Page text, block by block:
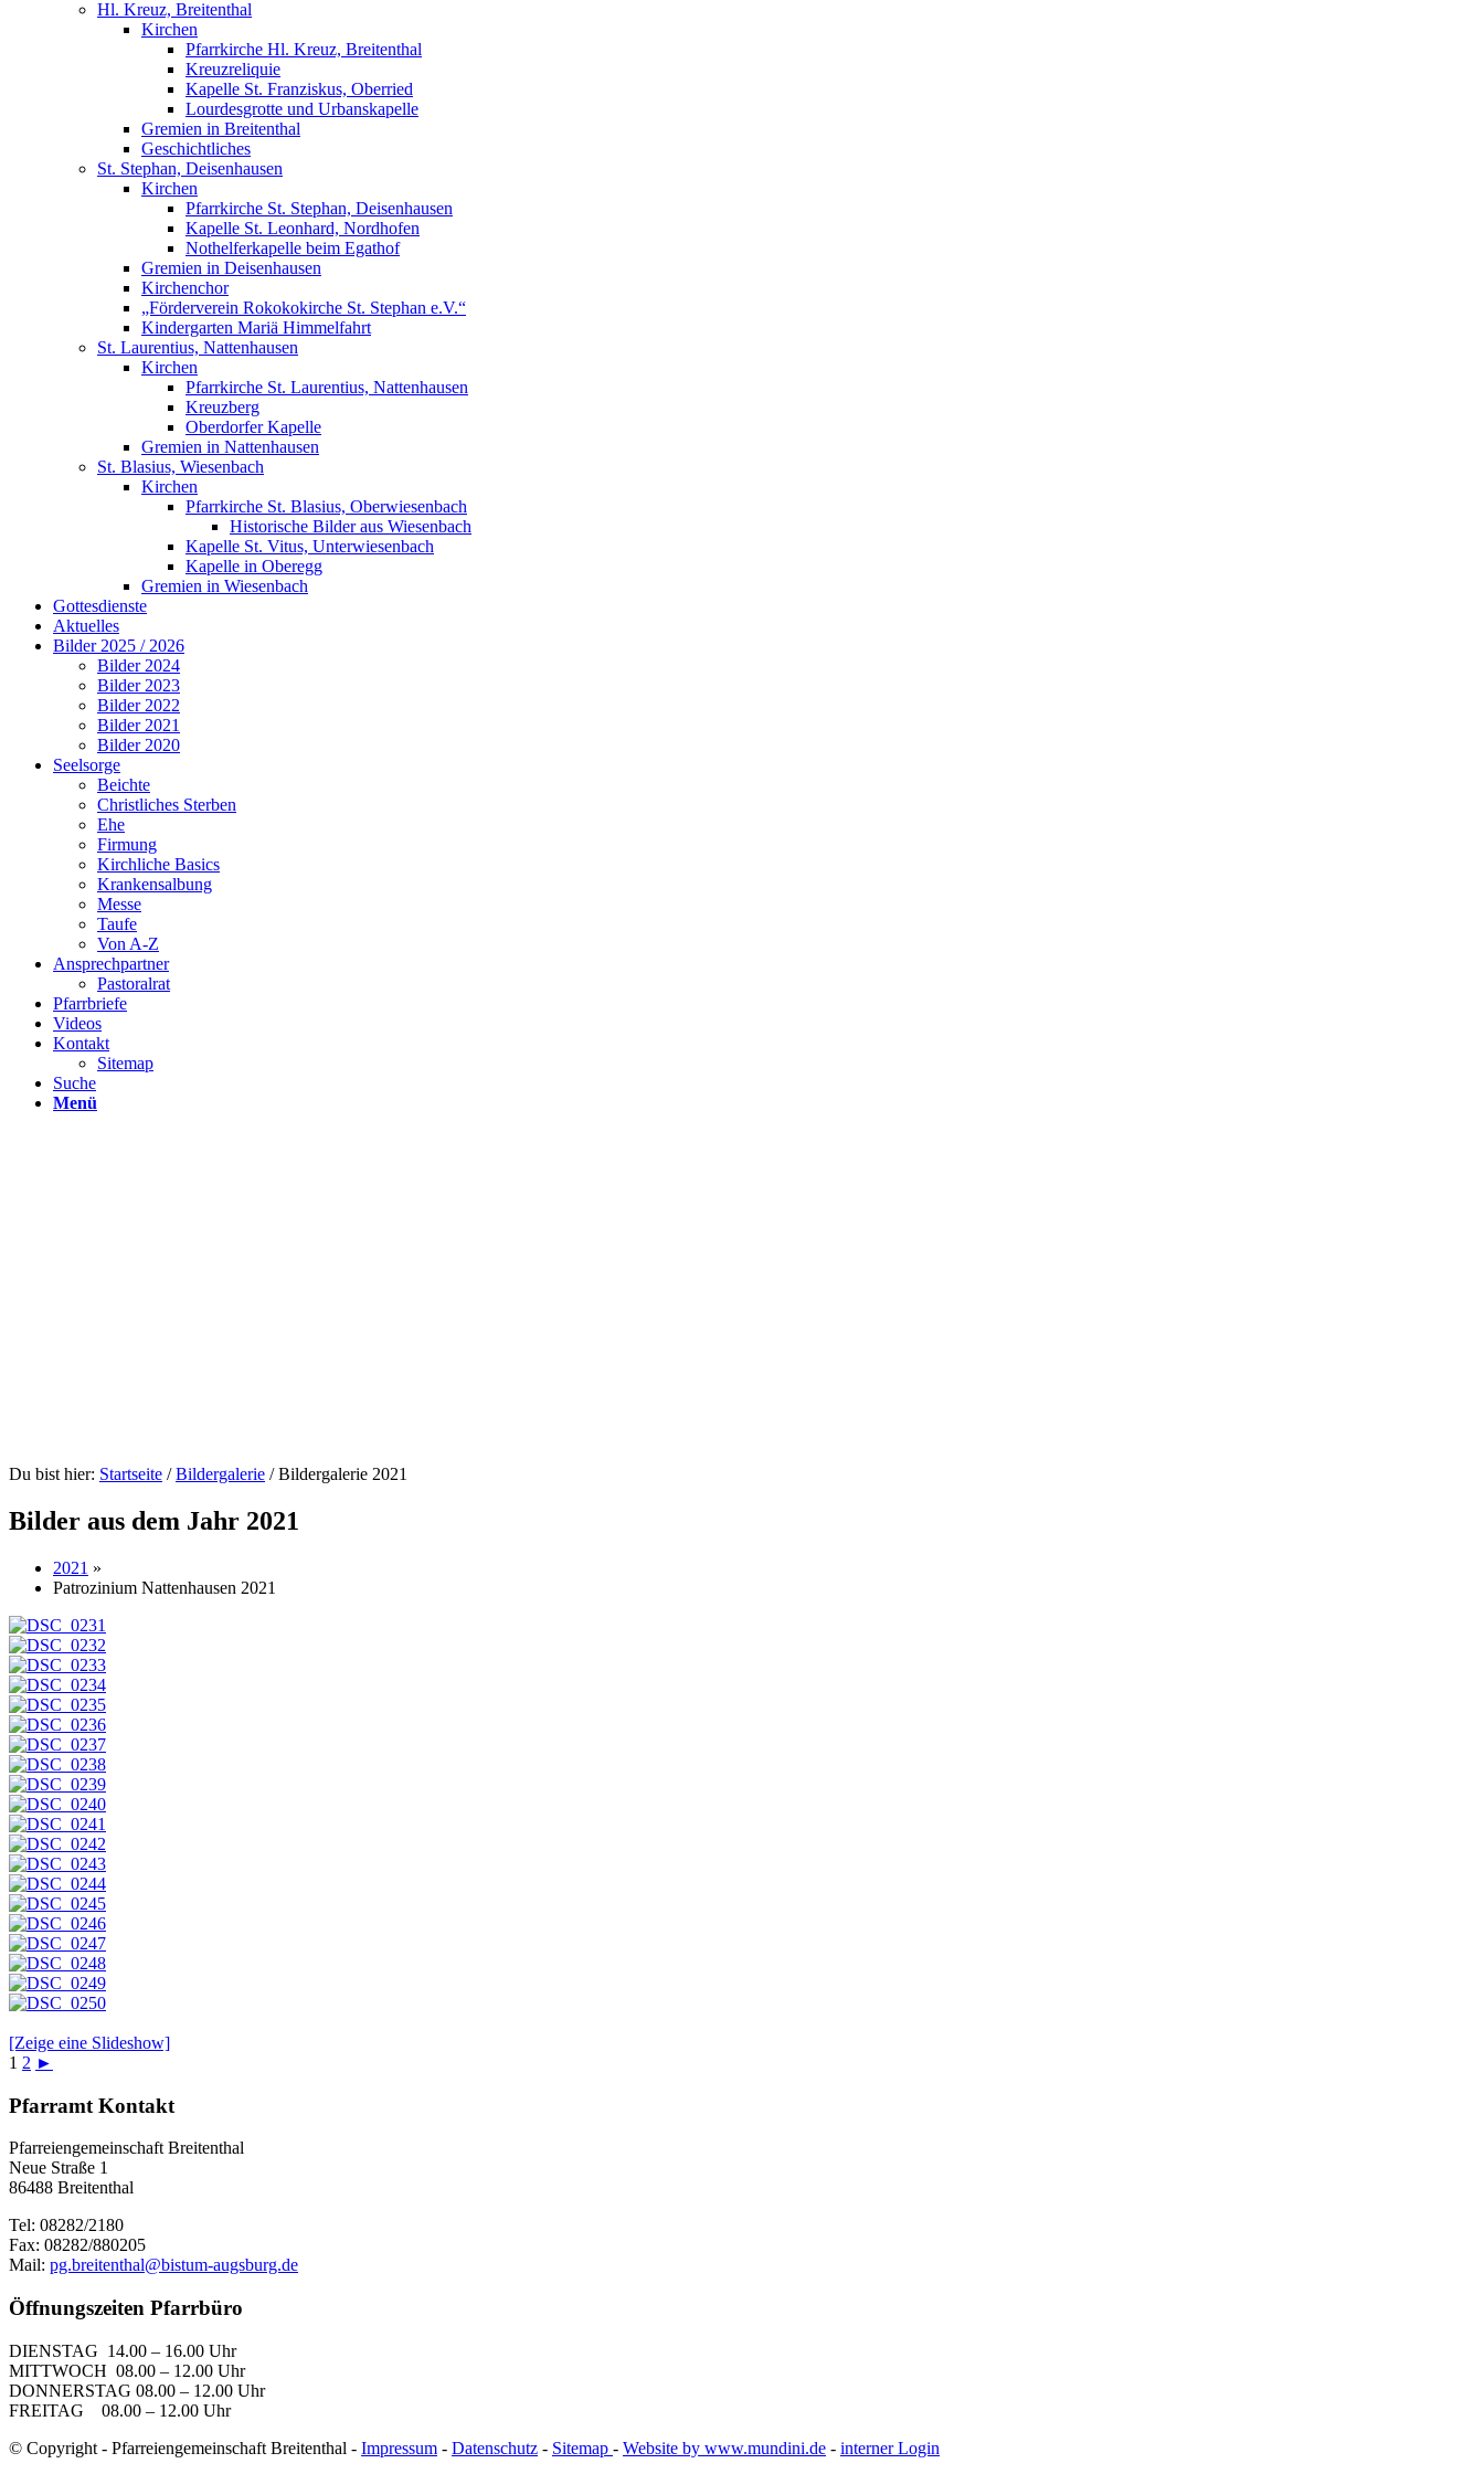
Hl. Kreuz, Breitenthal
Kirchen
Pfarrkirche Hl. Kreuz, Breitenthal
Kreuzreliquie
Kapelle St. Franziskus, Oberried
Lourdesgrotte und Urbanskapelle
Gremien in Breitenthal
Geschichtliches
St. Stephan, Deisenhausen
Kirchen
Pfarrkirche St. Stephan, Deisenhausen
Kapelle St. Leonhard, Nordhofen
Nothelferkapelle beim Egathof
Gremien in Deisenhausen
Kirchenchor
„Förderverein Rokokokirche St. Stephan e.V.“
Kindergarten Mariä Himmelfahrt
St. Laurentius, Nattenhausen
Kirchen
Pfarrkirche St. Laurentius, Nattenhausen
Kreuzberg
Oberdorfer Kapelle
Gremien in Nattenhausen
St. Blasius, Wiesenbach
Kirchen
Pfarrkirche St. Blasius, Oberwiesenbach
Historische Bilder aus Wiesenbach
Kapelle St. Vitus, Unterwiesenbach
Kapelle in Oberegg
Gremien in Wiesenbach
Gottesdienste
Aktuelles
Bilder 2025 / 2026
Bilder 2024
Bilder 2023
Bilder 2022
Bilder 2021
Bilder 2020
Seelsorge
Beichte
Christliches Sterben
Ehe
Firmung
Kirchliche Basics
Krankensalbung
Messe
Taufe
Von A-Z
Ansprechpartner
Pastoralrat
Pfarrbriefe
Videos
Kontakt
Sitemap
Suche
Menü
Du bist hier: Startseite / Bildergalerie / Bildergalerie 2021
Bilder aus dem Jahr 2021
2021 »
Patrozinium Nattenhausen 2021
[Zeige eine Slideshow]
1 2 ►
Pfarramt Kontakt
Pfarreiengemeinschaft Breitenthal
Neue Straße 1
86488 Breitenthal
Tel: 08282/2180
Fax: 08282/880205
Mail: pg.breitenthal@bistum-augsburg.de
Öffnungszeiten Pfarrbüro
DIENSTAG 14.00 – 16.00 Uhr
MITTWOCH 08.00 – 12.00 Uhr
DONNERSTAG 08.00 – 12.00 Uhr
FREITAG 08.00 – 12.00 Uhr
© Copyright - Pfarreiengemeinschaft Breitenthal - Impressum - Datenschutz - Sitemap - Website by www.mundini.de - interner Login